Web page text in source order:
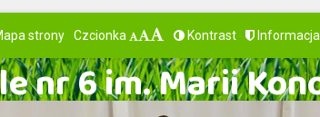
strony Czcionka Kontrast
nr 6 im. Marii